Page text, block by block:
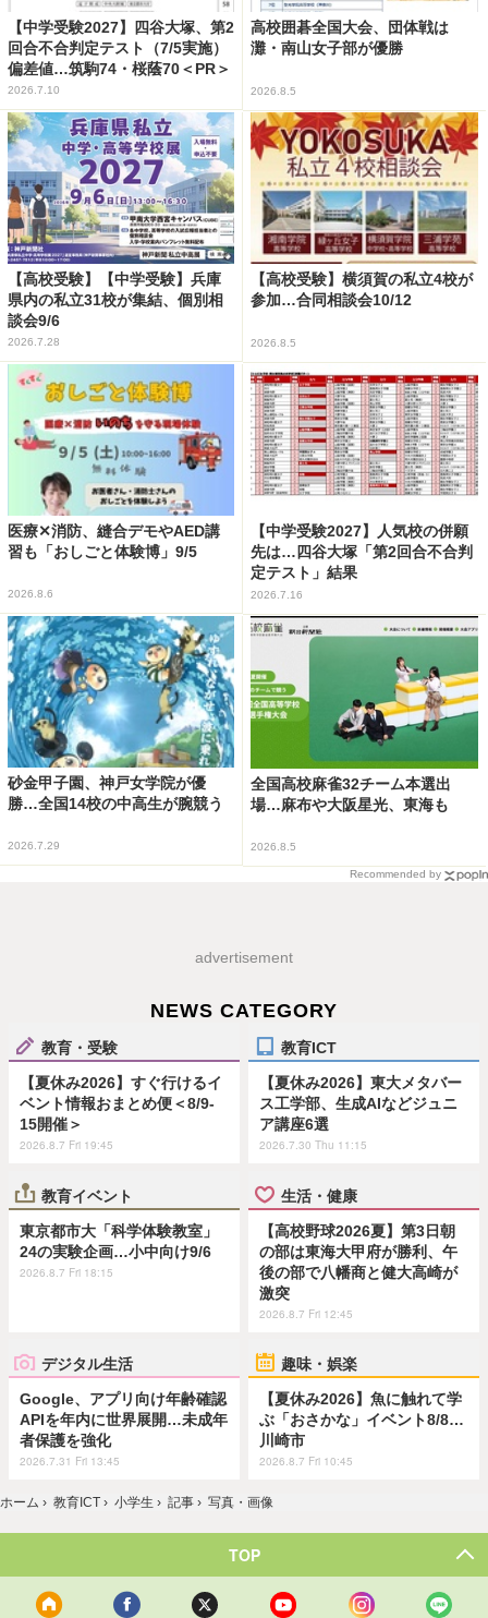
【中学受験2027】四谷大塚、第2
回合不合判定テスト（7/5実施）
偏差値…筑駒74・桜蔭70＜PR＞
2026.7.10
高校囲碁全国大会、団体戦は
灘・南山女子部が優勝
2026.8.5
【高校受験】【中学受験】兵庫
県内の私立31校が集結、個別相
談会9/6
2026.7.28
【高校受験】横須賀の私立4校が
参加…合同相談会10/12
2026.8.5
医療✕消防、縫合デモやAED講
習も「おしごと体験博」9/5
2026.8.6
【中学受験2027】人気校の併願
先は…四谷大塚「第2回合不合判
定テスト」結果
2026.7.16
砂金甲子園、神戸女学院が優
勝…全国14校の中高生が腕競う
2026.7.29
全国高校麻雀32チーム本選出
場…麻布や大阪星光、東海も
2026.8.5
Recommended by
advertisement
NEWS CATEGORY
教育・受験
【夏休み2026】すぐ行けるイ
ベント情報おまとめ便＜8/9-
15開催＞
2026.8.7 Fri 19:45
教育ICT
【夏休み2026】東大メタバー
ス工学部、生成AIなどジュニ
ア講座6選
2026.7.30 Thu 11:15
教育イベント
東京都市大「科学体験教室」
24の実験企画…小中向け9/6
2026.8.7 Fri 18:15
生活・健康
【高校野球2026夏】第3日朝
の部は東海大甲府が勝利、午
後の部で八幡商と健大高崎が
激突
2026.8.7 Fri 12:45
デジタル生活
Google、アプリ向け年齢確認
APIを年内に世界展開…未成年
者保護を強化
2026.7.31 Fri 13:45
趣味・娯楽
【夏休み2026】魚に触れて学
ぶ「おさかな」イベント8/8…
川崎市
2026.8.7 Fri 10:45
ホーム › 教育ICT › 小学生 › 記事 › 写真・画像
TOP